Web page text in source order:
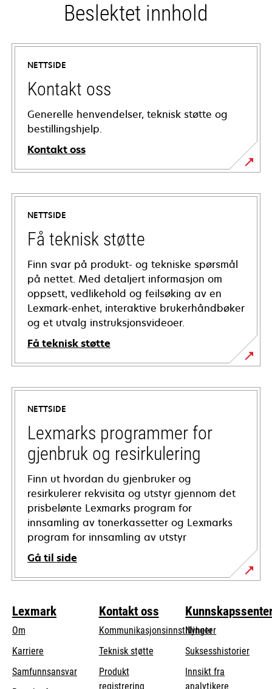
Beslektet innhold
NETTSIDE
Kontakt oss
Generelle henvendelser, teknisk støtte og
bestillingshjelp.
Kontakt oss
NETTSIDE
Få teknisk støtte
Finn svar på produkt- og tekniske spørsmål
på nettet. Med detaljert informasjon om
oppsett, vedlikehold og feilsøking av en
Lexmark-enhet, interaktive brukerhåndbøker
og et utvalg instruksjonsvideoer.
Få teknisk støtte
opens
in
new
tab
NETTSIDE
Lexmarks programmer for
gjenbruk og resirkulering
Finn ut hvordan du gjenbruker og
resirkulerer rekvisita og utstyr gjennom det
prisbelønte Lexmarks program for
innsamling av tonerkassetter og Lexmarks
program for innsamling av utstyr
Gå til side
Lexmark
Om
Karriere
Samfunnsansvaropens
Kontakt oss
Kommunikasjonsinnstillinger
Teknisk støtteopens
Produkt
registrering
Nyheter
Suksesshistorier
Innsikt fra
analytikere